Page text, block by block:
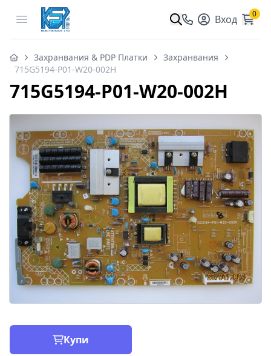
Open menu Вход 0
Захранвания & PDP Платки
Захранвания
715G5194-P01-W20-002H
715G5194-P01-W20-002H
Купи